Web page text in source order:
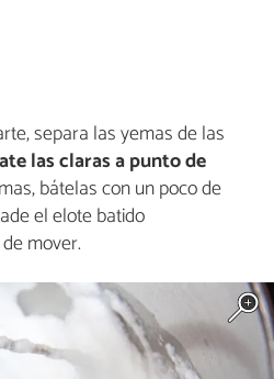
separa las yemas de las
las claras a punto de
bátelas con un poco de
el elote batido
mover.